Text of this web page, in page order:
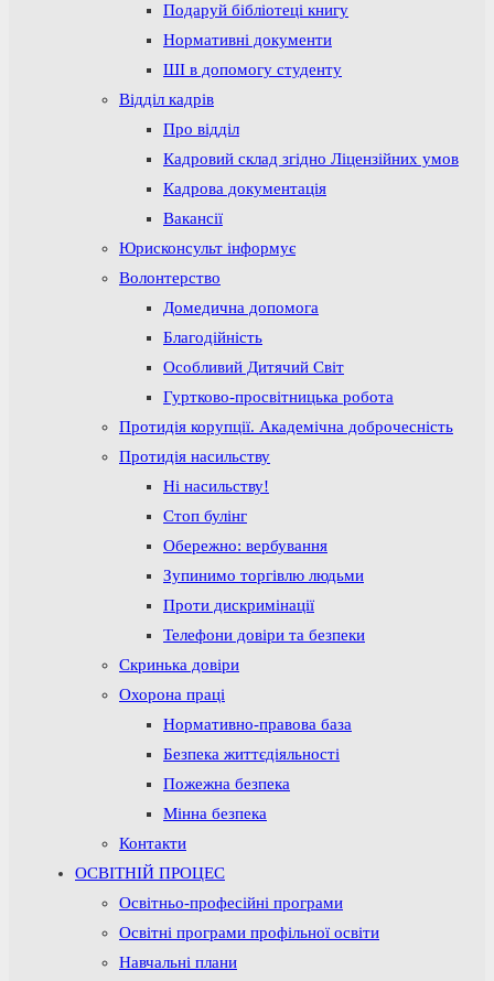
Подаруй бібліотеці книгу
Нормативні документи
ШІ в допомогу студенту
Відділ кадрів
Про відділ
Кадровий склад згідно Ліцензійних умов
Кадрова документація
Вакансії
Юрисконсульт інформує
Волонтерство
Домедична допомога
Благодійність
Особливий Дитячий Світ
Гуртково-просвітницька робота
Протидія корупції. Академічна доброчесність
Протидія насильству
Ні насильству!
Стоп булінг
Обережно: вербування
Зупинимо торгівлю людьми
Проти дискримінації
Телефони довіри та безпеки
Скринька довіри
Охорона праці
Нормативно-правова база
Безпека життєдіяльності
Пожежна безпека
Мінна безпека
Контакти
ОСВІТНІЙ ПРОЦЕС
Освітньо-професійні програми
Освітні програми профільної освіти
Навчальні плани